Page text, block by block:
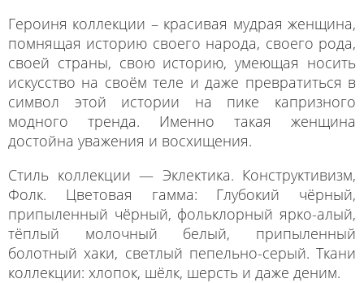
Героиня коллекции – красивая мудрая женщина,
помнящая историю своего народа, своего рода,
своей страны, свою историю, умеющая носить
искусство на своём теле и даже превратиться в
символ этой истории на пике капризного
модного тренда. Именно такая женщина
достойна уважения и восхищения.
Стиль коллекции — Эклектика. Конструктивизм,
Фолк. Цветовая гамма: Глубокий чёрный,
припыленный чёрный, фольклорный ярко-алый,
тёплый молочный белый, припыленный
болотный хаки, светлый пепельно-серый. Ткани
коллекции: хлопок, шёлк, шерсть и даже деним.